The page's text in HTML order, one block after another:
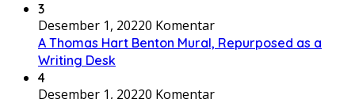
3
Desember 1, 20220 Komentar
A Thomas Hart Benton Mural, Repurposed as a
Writing Desk
4
Desember 1, 20220 Komentar